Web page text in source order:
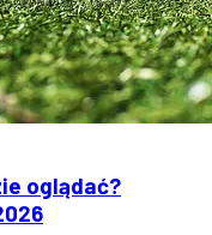
oglądać?